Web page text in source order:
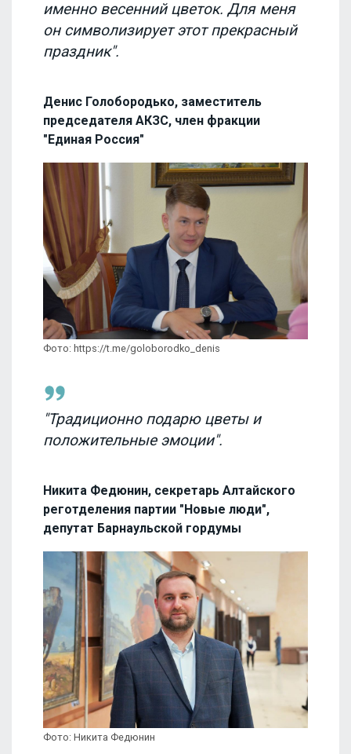
именно весенний цветок. Для меня
он символизирует этот прекрасный
праздник".
Денис Голобородько, заместитель
председателя АКЗС, член фракции
"Единая Россия"
Фото: https://t.me/goloborodko_denis
"Традиционно подарю цветы и
положительные эмоции".
Никита Федюнин, секретарь Алтайского
реготделения партии "Новые люди",
депутат Барнаульской гордумы
Фото: Никита Федюнин